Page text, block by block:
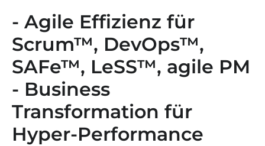
- Agile Effizienz für
Scrum™, DevOps™,
SAFe™, LeSS™, agile PM
- Business
Transformation für
Hyper-Performance